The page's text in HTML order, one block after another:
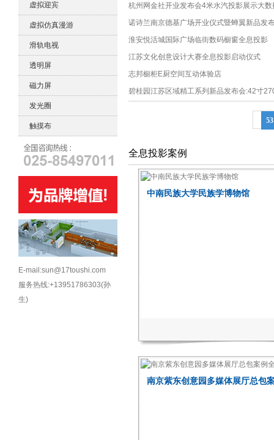
虚拟迎宾
虚拟仿真漫游
滑轨电视
透明屏
磁力屏
发光圈
触摸布
E-mail:sun@17toushi.com
服务热线:+13951786303(孙
生)
杭州网金社开业发布会4米水汽投影展示大数
诺诗兰南京德基广场开业仪式暨蝉翼新品发
淮安悦活城国际广场临街数码橱窗全息投影
江苏文化创意设计大赛全息投影启动仪式
志邦橱柜E厨空间互动体验店
碧桂园江苏区域精工系列新品发布会:42寸
53
全息投影案例
中南民族大学民族学博物馆
南京紫东创意园多媒体展厅总包